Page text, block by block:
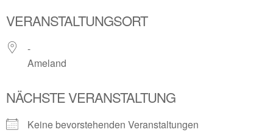
VERANSTALTUNGSORT
-
Ameland
NÄCHSTE VERANSTALTUNG
Keine bevorstehenden Veranstaltungen